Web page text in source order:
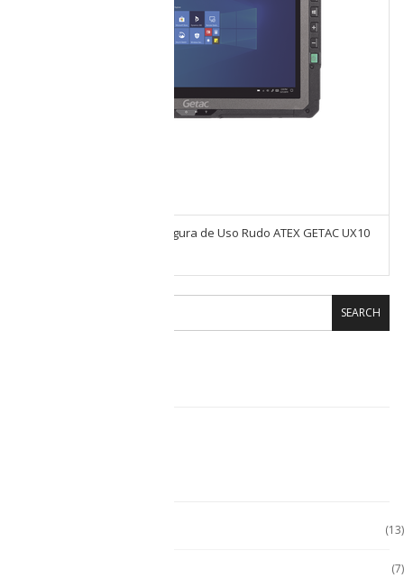
Tablet Intrínsecamente Segura de Uso Rudo ATEX GETAC UX10
SEARCH
(13)
(7)